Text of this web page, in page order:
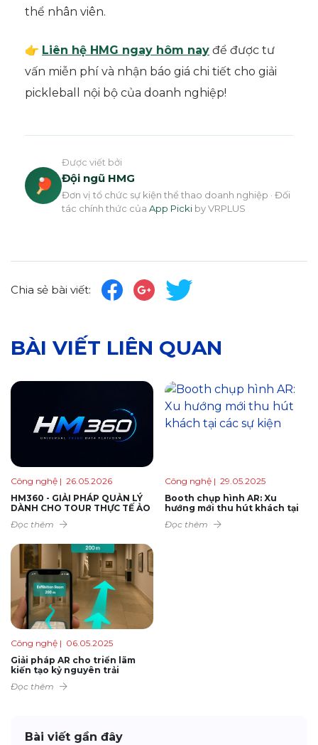
thể nhân viên.
👉 Liên hệ HMG ngay hôm nay để được tư
vấn miễn phí và nhận báo giá chi tiết cho giải
pickleball nội bộ của doanh nghiệp!
🏓
Được viết bởi
Đội ngũ HMG
Đơn vị tổ chức sự kiện thể thao doanh nghiệp · Đối
tác chính thức của App Picki by VRPLUS
Chia sẻ bài viết:
BÀI VIẾT LIÊN QUAN
Công nghệ | 26.05.2026
HM360 - GIẢI PHÁP QUẢN LÝ
DÀNH CHO TOUR THỰC TẾ ẢO
Đọc thêm
Công nghệ | 29.05.2025
Booth chụp hình AR: Xu
hướng mới thu hút khách tại
Đọc thêm
Công nghệ | 06.05.2025
Giải pháp AR cho triển lãm
kiến tạo kỷ nguyên trải
Đọc thêm
Bài viết gần đây